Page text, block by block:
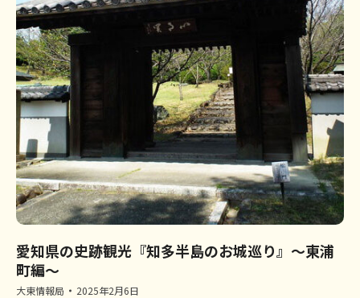
愛知県の史跡観光『知多半島のお城巡り』～東浦
町編～
大東情報局 2025年2月6日